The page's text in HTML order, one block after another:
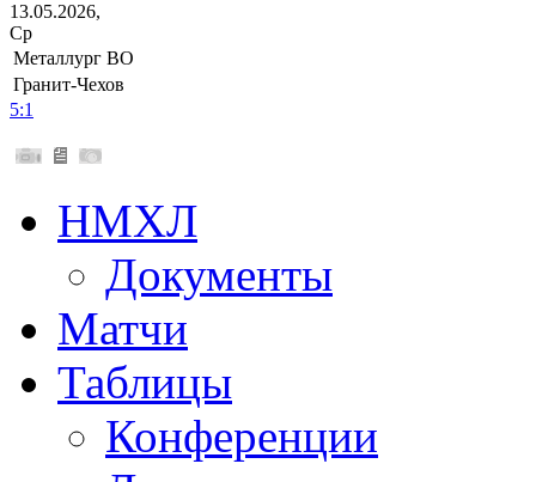
13.05.2026,
Ср
Металлург ВО
Гранит-Чехов
5:1
НМХЛ
Документы
Матчи
Таблицы
Конференции